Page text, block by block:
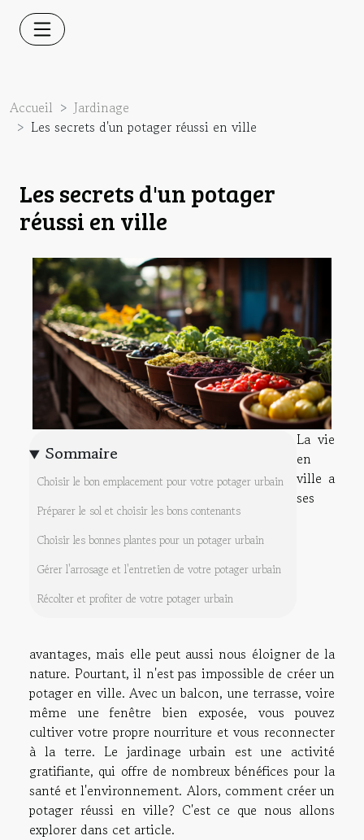
Accueil
Jardinage
Les secrets d'un potager réussi en ville
Les secrets d'un potager
réussi en ville
Sommaire
Choisir le bon emplacement pour votre potager urbain
Préparer le sol et choisir les bons contenants
Choisir les bonnes plantes pour un potager urbain
Gérer l'arrosage et l'entretien de votre potager urbain
Récolter et profiter de votre potager urbain
La vie
en
ville a
ses
avantages, mais elle peut aussi nous éloigner de la
nature. Pourtant, il n'est pas impossible de créer un
potager en ville. Avec un balcon, une terrasse, voire
même une fenêtre bien exposée, vous pouvez
cultiver votre propre nourriture et vous reconnecter
à la terre. Le jardinage urbain est une activité
gratifiante, qui offre de nombreux bénéfices pour la
santé et l'environnement. Alors, comment créer un
potager réussi en ville? C'est ce que nous allons
explorer dans cet article.